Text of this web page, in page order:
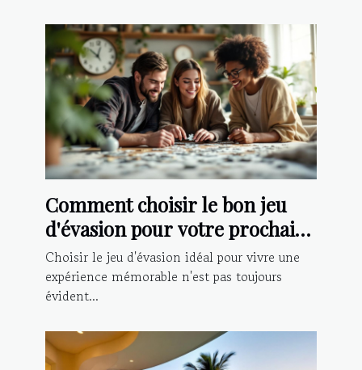
Comment choisir le bon jeu
d'évasion pour votre prochaine
aventure ?
Choisir le jeu d'évasion idéal pour vivre une
expérience mémorable n'est pas toujours
évident...